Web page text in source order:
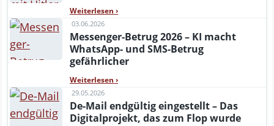
Weiterlesen ›
03.06.2026
Messenger-Betrug 2026 – KI macht
WhatsApp- und SMS-Betrug
gefährlicher
Weiterlesen ›
29.05.2026
De-Mail endgültig eingestellt – Das
Digitalprojekt, das zum Flop wurde